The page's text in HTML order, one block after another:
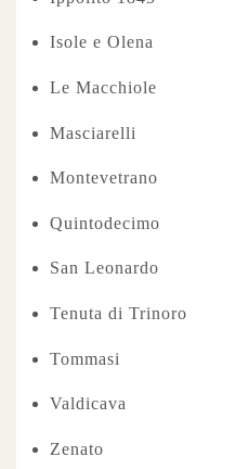
Isole e Olena
Le Macchiole
Masciarelli
Montevetrano
Quintodecimo
San Leonardo
Tenuta di Trinoro
Tommasi
Valdicava
Zenato